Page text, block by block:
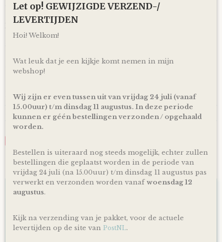
Uiteraard is rechtstreeks verzending naar de kersverse
ouders (to be) ook mogelijk! En voor de persoonlijke touch
kan je een eigen wens of berichtje aan de ouders (to be)
achterlaten in het opmerkingen veld bij het bestellen en zo
*Producten, op voorraad, worden binnen 1-4 werkdagen
door ons verzonden! De dag van levering is afhankelijk van
levertijden en dagen altijd op de site van PostNL.
Reacties
Ook interessant
Let op! GEWIJZIGDE VERZEND-/
LEVERTIJDEN
Hoi! Welkom!
Wat leuk dat je een kijkje komt nemen in mijn
webshop!
Wij zijn er even tussen uit van vrijdag 24 juli (vanaf
15.00uur) t/m dinsdag 11 augustus. In deze periode
kunnen er géén bestellingen verzonden / opgehaald
worden.
Bestellen is uiteraard nog steeds mogelijk, echter zullen
bestellingen die geplaatst worden in de periode van
vrijdag 24 juli (na 15.00uur) t/m dinsdag 11 augustus pas
verwerkt en verzonden worden vanafwoensdag 12
augustus.
Kijk na verzending van je pakket, voor de actuele
levertijden op de site van PostNL.